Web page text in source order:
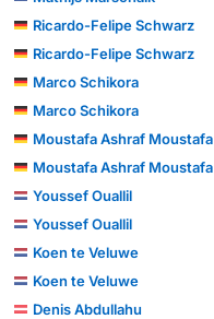
Ricardo-Felipe Schwarz
Ricardo-Felipe Schwarz
Marco Schikora
Marco Schikora
Moustafa Ashraf Moustafa
Moustafa Ashraf Moustafa
Youssef Ouallil
Youssef Ouallil
Koen te Veluwe
Koen te Veluwe
Denis Abdullahu